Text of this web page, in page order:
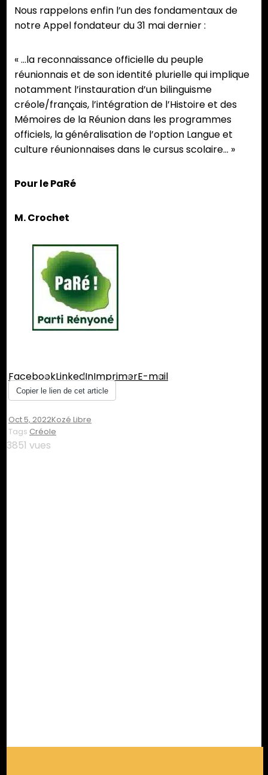
Nous rappelons enfin l’un des fondamentaux de
notre Appel fondateur du 31 mai dernier :
« …la reconnaissance officielle du peuple
réunionnais et de son identité plurielle qui implique
notamment l’instauration d’un bilinguisme
créole/français, l’intégration de l’Histoire et des
Mémoires de la Réunion dans les programmes
officiels, la généralisation de l’option Langue et
culture réunionnaises dans le cursus scolaire… »
Pour le PaRé
M. Crochet
FacebookLinkedInImprimerE-mail
Copier le lien de cet article
Oct 5, 2022Kozé Libre
Tags Créole
3851 vues